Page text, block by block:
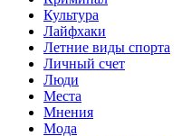
Культура
Лайфхаки
Летние виды спорта
Личный счет
Люди
Места
Мнения
Мода